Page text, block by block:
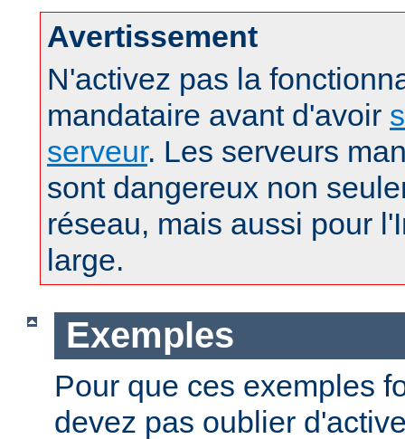
Avertissement
N'activez pas la
mandataire avant d'avoir
serveur. Les serveurs
sont dangereux non
réseau, mais aussi pour
large.
Exemples
Pour que ces exemples
devez pas oublier